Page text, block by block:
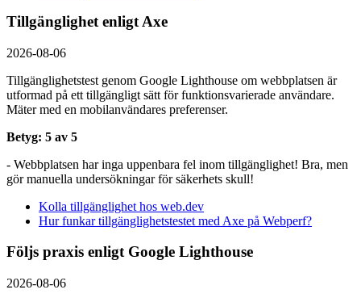
Tillgänglighet enligt Axe
2026-08-06
Tillgänglighetstest genom Google Lighthouse om webbplatsen är
utformad på ett tillgängligt sätt för funktionsvarierade användare.
Mäter med en mobil­användares preferenser.
Betyg: 5 av 5
- Webbplatsen har inga uppenbara fel inom tillgänglighet! Bra, men
gör manuella undersökningar för säkerhets skull!
Kolla tillgänglighet hos web.dev
Hur funkar tillgänglighetstestet med Axe på Webperf?
Följs praxis enligt Google Lighthouse
2026-08-06